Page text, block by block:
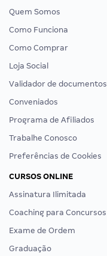
Quem Somos
Como Funciona
Como Comprar
Loja Social
Validador de documentos
Conveniados
Programa de Afiliados
Trabalhe Conosco
Preferências de Cookies
CURSOS ONLINE
Assinatura Ilimitada
Coaching para Concursos
Exame de Ordem
Graduação